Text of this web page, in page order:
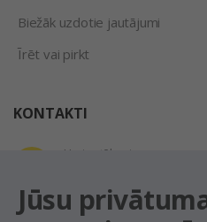
Jūsu
Biežāk uzdotie jautājumi
Īrēt vai pirkt
KONTAKTI
Uzziņu tālrunis